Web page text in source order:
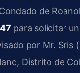
de
para solicitar
por Mr. Sris
Distrito de